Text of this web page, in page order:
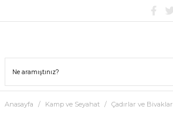
Anasayfa Kamp ve Seyahat Çadırlar ve Bivaklar